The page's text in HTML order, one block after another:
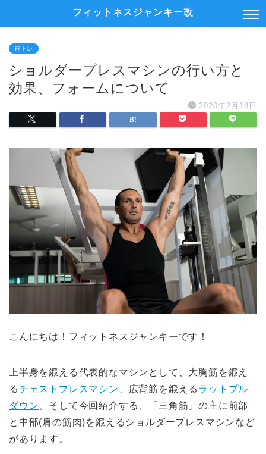
フィットネスジャンキー改
筋トレ
ショルダープレスマシンの行い方と
効果、フォームについて
2020年2月18日
こんにちは！フィットネスジャンキーです！
上半身を鍛える代表的なマシンとして、 大胸筋を鍛え
るチェストプレスマシン 広背筋を鍛える ラットプル
ダウン 、そして今回紹介する、「三角筋」の主に前部
と中部(肩の筋肉)を鍛えるショルダープレスマシンなど
があります。